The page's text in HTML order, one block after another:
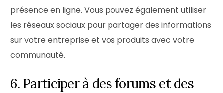
présence en ligne. Vous pouvez également utiliser
les réseaux sociaux pour partager des informations
sur votre entreprise et vos produits avec votre
communauté.
6. Participer à des forums et des